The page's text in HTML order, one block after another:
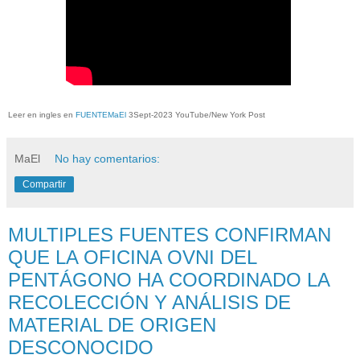
Leer en ingles en FUENTEMaEl 3Sept-2023 YouTube/New York Post
MaEl No hay comentarios:
Compartir
MULTIPLES FUENTES CONFIRMAN
QUE LA OFICINA OVNI DEL
PENTÁGONO HA COORDINADO LA
RECOLECCIÓN Y ANÁLISIS DE
MATERIAL DE ORIGEN
DESCONOCIDO